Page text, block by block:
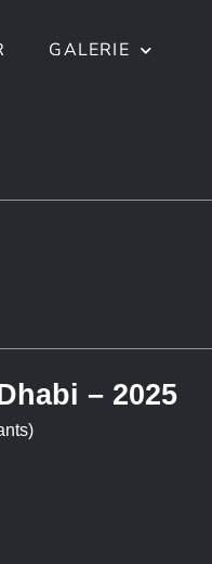
GALERIE
– 2025